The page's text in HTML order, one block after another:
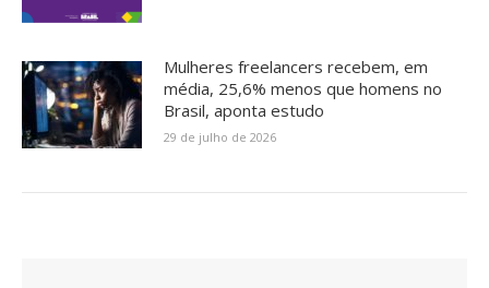
Mulheres freelancers recebem, em
média, 25,6% menos que homens no
Brasil, aponta estudo
29 de julho de 2026